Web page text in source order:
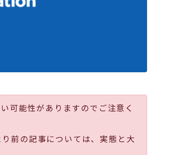
可能性がありますのでご注意く
前の記事については、実態と大